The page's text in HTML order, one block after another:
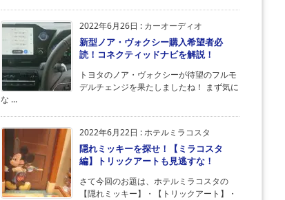
2022年6月26日 : カーオーディオ
新型ノア・ヴォクシー購入希望者必
読！コネクティッドナビを解説！
トヨタのノア・ヴォクシーが待望のフルモ
デルチェンジを果たしましたね！ まず気に
な ...
2022年6月22日 :ホテルミラコスタ
隠れミッキーを探せ！【ミラコスタ
編】トリックアートも見逃すな！
さて今回のお題は、ホテルミラコスタの
【隠れミッキー】・【トリックアート】・